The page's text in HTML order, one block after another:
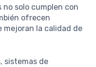
no solo cumplen con
ofrecen
mejoran la calidad de
, sistemas de